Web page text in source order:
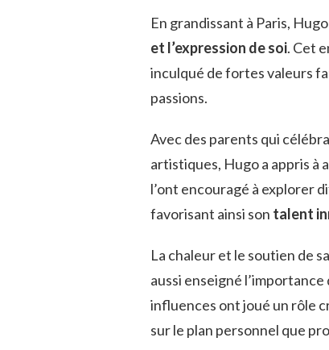
En grandissant à Paris,
et l’expression de soi. Cet
inculqué de fortes valeurs
passions.
Avec des parents qui
artistiques, Hugo a appris à
l’ont encouragé à explorer
favorisant ainsi son talent
La chaleur et le soutien de
aussi enseigné l’importance
influences ont joué un rôle
sur le plan personnel que